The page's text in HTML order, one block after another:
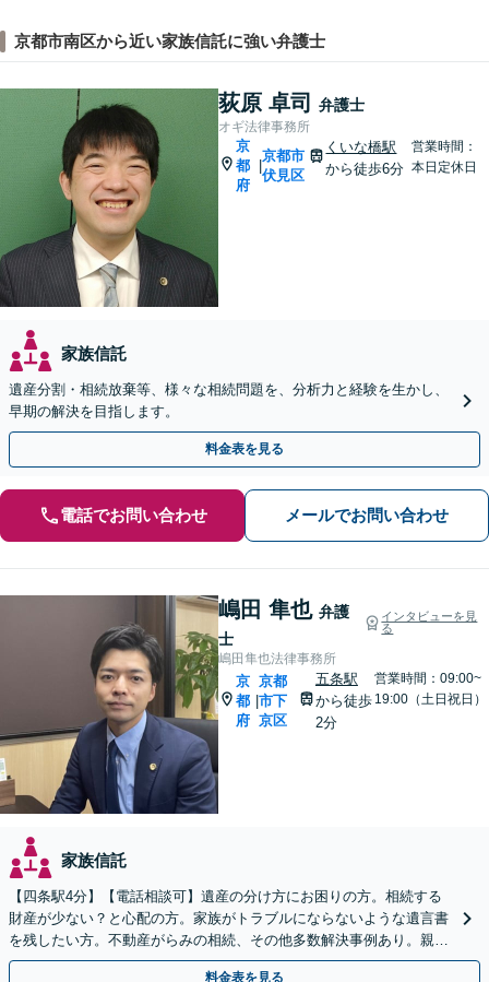
京都市南区から近い家族信託に強い弁護士
荻原 卓司 弁護士
オギ法律事務所
京
都
府
|
京都市
伏見区
くいな橋駅
から徒歩6分
営業時間：
本日定休日
家族信託
遺産分割・相続放棄等、様々な相続問題を、分析力と経験を生かし、
早期の解決を目指します。
料金表を見る
電話でお問い合わせ メールでお問い合わせ
嶋田 隼也 弁護
士
インタビューを見
る
嶋田隼也法律事務所
京
都
府
京都
市下
京区
五条駅
から徒歩
2分
営業時間：09:00~
19:00（土日祝日）
家族信託
【四条駅4分】【電話相談可】遺産の分け方にお困りの方。相続する
財産が少ない？と心配の方。家族がトラブルにならないような遺言書
を残したい方。不動産がらみの相続、その他多数解決事例あり。親身
に対応します【夜間・休日面談】【初回相談無料】
料金表を見る